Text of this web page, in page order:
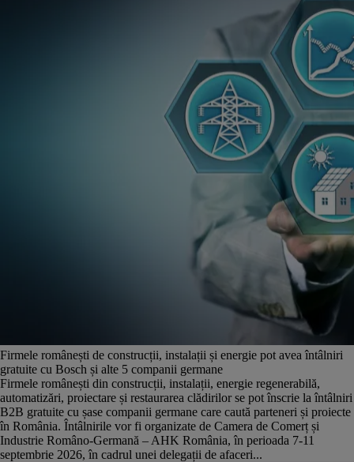
Firmele românești de construcții, instalații și energie pot avea întâlniri
gratuite cu Bosch și alte 5 companii germane
Firmele românești din construcții, instalații, energie regenerabilă,
automatizări, proiectare și restaurarea clădirilor se pot înscrie la întâlniri
B2B gratuite cu șase companii germane care caută parteneri și proiecte
în România. Întâlnirile vor fi organizate de Camera de Comerț și
Industrie Româno-Germană – AHK România, în perioada 7-11
septembrie 2026, în cadrul unei delegații de afaceri...